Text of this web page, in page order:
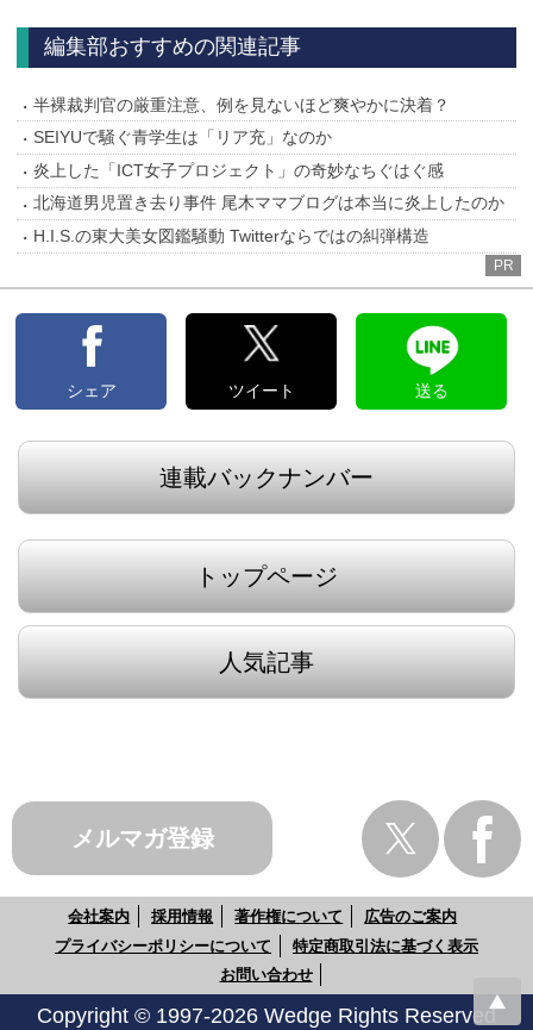
編集部おすすめの関連記事
半裸裁判官の厳重注意、例を見ないほど爽やかに決着？
SEIYUで騒ぐ青学生は「リア充」なのか
炎上した「ICT女子プロジェクト」の奇妙なちぐはぐ感
北海道男児置き去り事件 尾木ママブログは本当に炎上したのか
H.I.S.の東大美女図鑑騒動 Twitterならではの糾弾構造
PR
シェア ツイート 送る
連載バックナンバー
トップページ
人気記事
メルマガ登録
会社案内 採用情報 著作権について
広告のご案内
プライバシーポリシーについて
特定商取引法に基づく表示
お問い合わせ
Copyright © 1997-2026 Wedge Rights Reserved